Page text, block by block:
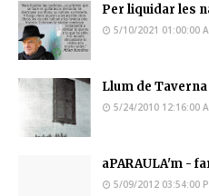
Per liquidar les
5/10/2021 01:00:00
Llum de Taverna
5/24/2010 12:16:00
aPARAULA'm -
5/09/2012 03:54:00